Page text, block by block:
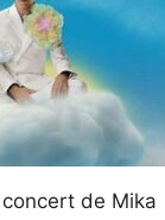
de Mika